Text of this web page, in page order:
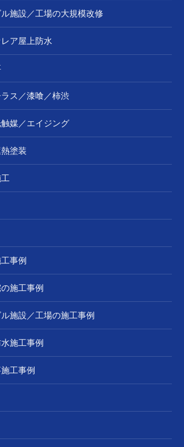
施設／工場の大規模改修
ア屋上防水
ス／漆喰／柿渋
媒／エイジング
塗装
事例
施工事例
施設／工場の施工事例
施工事例
工事例